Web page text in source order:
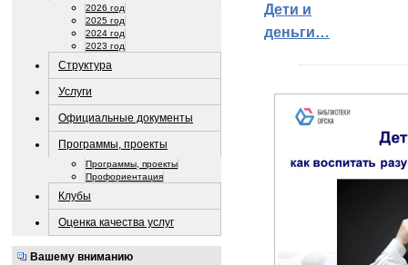
2026 год
2025 год
2024 год
2023 год
Структура
Услуги
Официальные документы
Программы, проекты
Программы, проекты
Профориентация
Клубы
Оценка качества услуг
Вашему вниманию
Дети и
деньги…